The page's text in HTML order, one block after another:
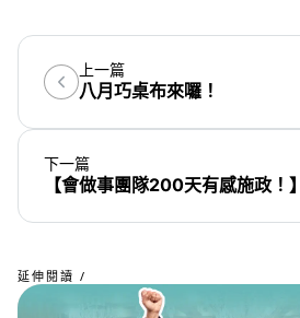
上一篇
八月巧桌布來囉！
下一篇
【會做事團隊200天有感施政！】
延伸閱讀 /